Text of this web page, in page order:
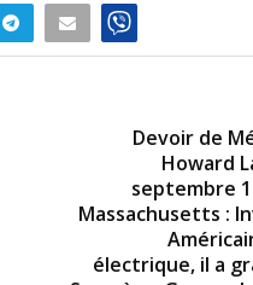
Devoir de
Howard
septembre
Massachusetts :
électrique, il a